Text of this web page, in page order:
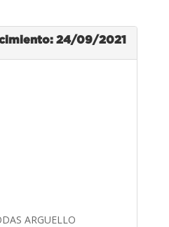
24/09/2021
ARGUELLO